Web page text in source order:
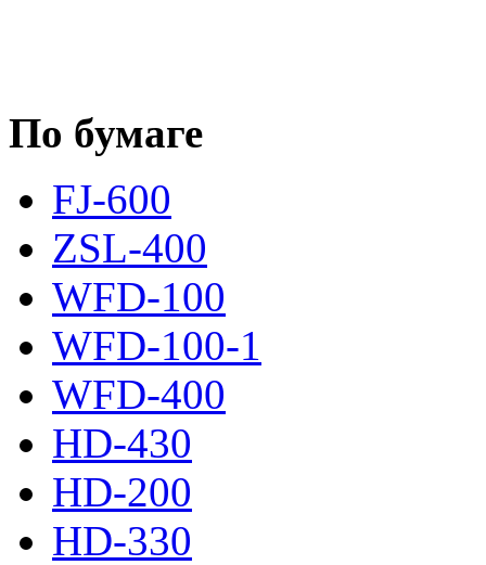
По бумаге
FJ-600
ZSL-400
WFD-100
WFD-100-1
WFD-400
HD-430
HD-200
HD-330